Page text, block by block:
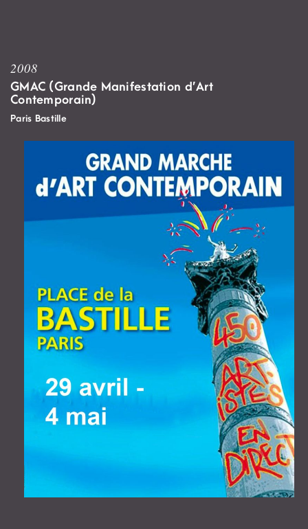
2008
GMAC (Grande Manifestation d’Art
Contemporain)
Paris Bastille